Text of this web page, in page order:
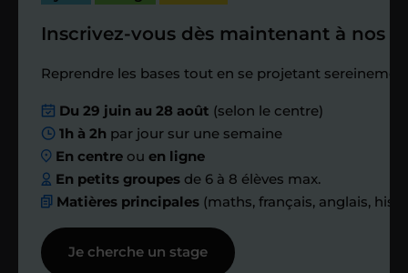
Étape 4
Nous planifions
ensemble des
échanges réguliers
Afin de suivre le travail et les progrès
réalisés, votre enseignant et moi-
Inscrivez-vous dès maintenant à nos
Reprendre les bases tout en se projetant
Du 29 juin au 28 août (selon le centre)
1h à 2h par jour sur une semaine
En centre ouen ligne
En petits groupes de 6 à 8 élèves max.
Matières principales (maths, français, anglais,
Je cherche un stage